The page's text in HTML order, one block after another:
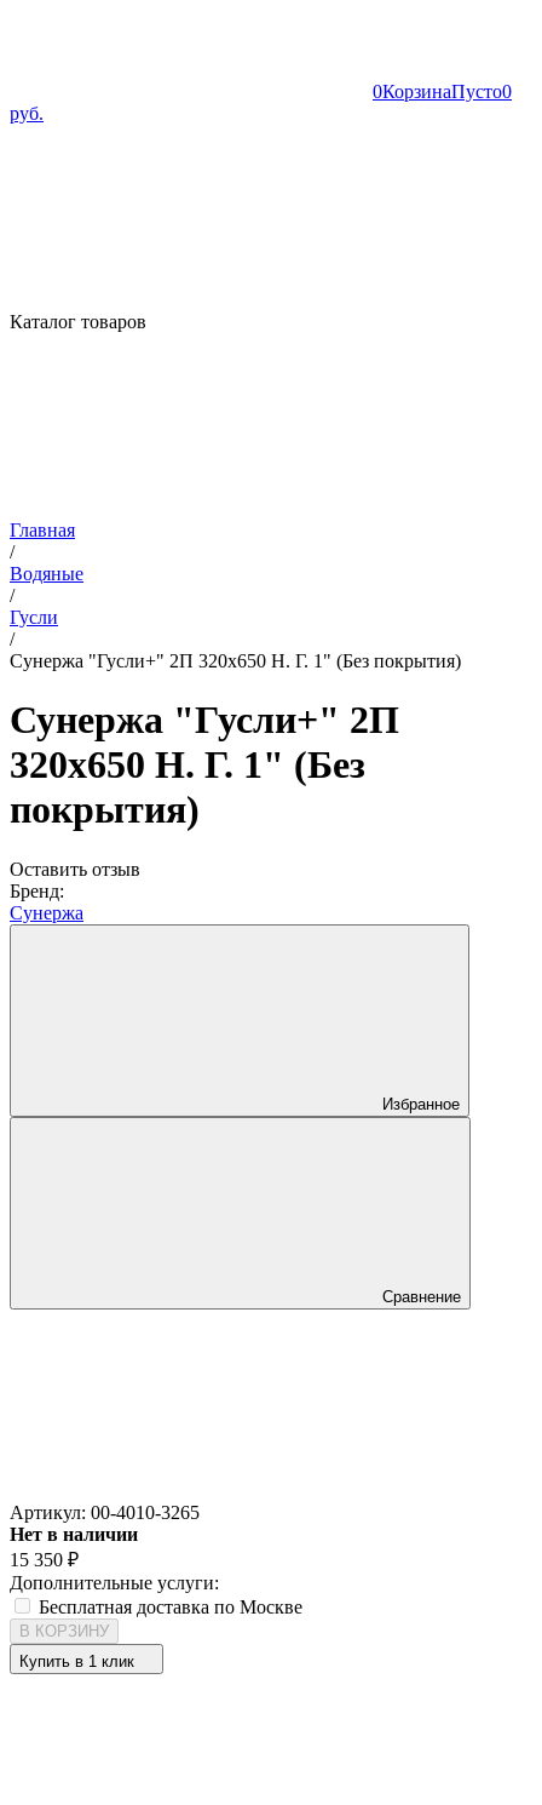
0КорзинаПусто0
руб.
Каталог товаров
Главная
/
Водяные
/
Гусли
/
Сунержа "Гусли+" 2П 320х650 Н. Г. 1" (Без покрытия)
Сунержа "Гусли+" 2П
320х650 Н. Г. 1" (Без
покрытия)
Оставить отзыв
Бренд:
Сунержа
Избранное
Сравнение
Артикул: 00-4010-3265
Нет в наличии
15 350 ₽
Дополнительные услуги:
Бесплатная доставка по Москве
В КОРЗИНУ
Купить в 1 клик